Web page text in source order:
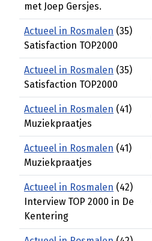
met Joep Gersjes.
Actueel in Rosmalen (35)
Satisfaction TOP2000
Actueel in Rosmalen (35)
Satisfaction TOP2000
Actueel in Rosmalen (41)
Muziekpraatjes
Actueel in Rosmalen (41)
Muziekpraatjes
Actueel in Rosmalen (42)
Interview TOP 2000 in De
Kentering